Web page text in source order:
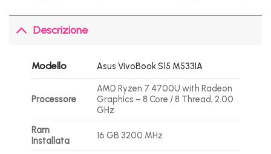
Descrizione
Modello Asus VivoBook S15 M533IA
Processore
AMD Ryzen 7 4700U with Radeon
Graphics – 8 Core / 8 Thread, 2.00
GHz
Ram
Installata
16 GB 3200 MHz